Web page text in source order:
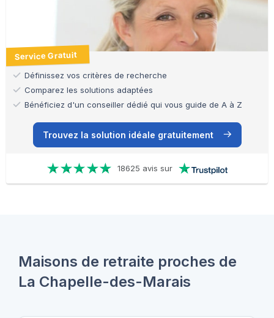
Service Gratuit
Définissez vos critères de recherche
Comparez les solutions adaptées
Bénéficiez d'un conseiller dédié qui vous guide de A à Z
Trouvez la solution idéale gratuitement
18625 avis sur
Maisons de retraite proches de
La Chapelle-des-Marais